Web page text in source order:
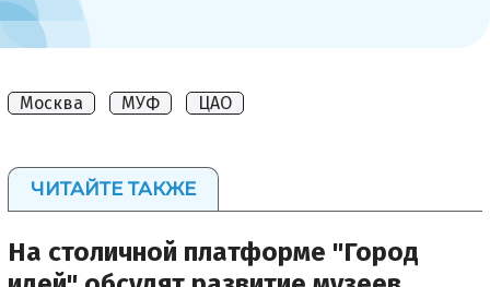
Москва МУФ ЦАО
ЧИТАЙТЕ ТАКЖЕ
На столичной платформе "Город